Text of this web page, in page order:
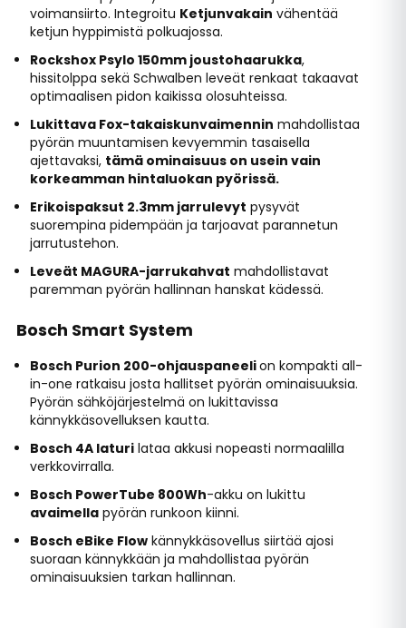
voimansiirto. Integroitu Ketjunvakain vähentää
ketjun hyppimistä polkuajossa.
Rockshox Psylo 150mm joustohaarukka,
hissitolppa sekä Schwalben leveät renkaat takaavat
optimaalisen pidon kaikissa olosuhteissa.
Lukittava Fox-takaiskunvaimennin mahdollistaa
pyörän muuntamisen kevyemmin tasaisella
ajettavaksi, tämä ominaisuus on usein vain
korkeamman hintaluokan pyörissä.
Erikoispaksut 2.3mm jarrulevyt pysyvät
suorempina pidempään ja tarjoavat parannetun
jarrutustehon.
Leveät MAGURA-jarrukahvat mahdollistavat
paremman pyörän hallinnan hanskat kädessä.
Bosch Smart System
Bosch Purion 200-ohjauspaneelion kompakti all-
in-one ratkaisu josta hallitset pyörän ominaisuuksia.
Pyörän sähköjärjestelmä on lukittavissa
kännykkäsovelluksen kautta.
Bosch 4A laturi lataa akkusi nopeasti normaalilla
verkkovirralla.
Bosch PowerTube 800Wh-akku on lukittu
avaimella pyörän runkoon kiinni.
Bosch eBike Flow kännykkäsovellus siirtää ajosi
suoraan kännykkään ja mahdollistaa pyörän
ominaisuuksien tarkan hallinnan.